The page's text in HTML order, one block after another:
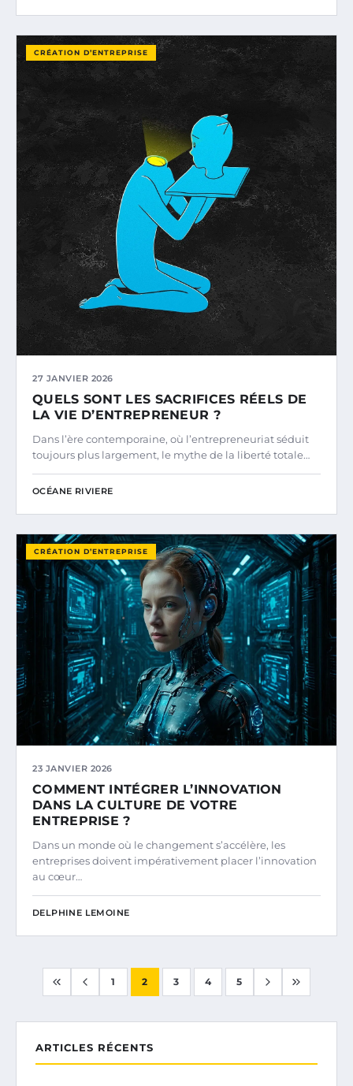
CRÉATION D’ENTREPRISE
27 JANVIER 2026
QUELS SONT LES SACRIFICES RÉELS DE
LA VIE D’ENTREPRENEUR ?
Dans l’ère contemporaine, où l’entrepreneuriat séduit
toujours plus largement, le mythe de la liberté totale…
OCÉANE RIVIERE
CRÉATION D’ENTREPRISE
23 JANVIER 2026
COMMENT INTÉGRER L’INNOVATION
DANS LA CULTURE DE VOTRE
ENTREPRISE ?
Dans un monde où le changement s’accélère, les
entreprises doivent impérativement placer l’innovation
au cœur…
DELPHINE LEMOINE
1 2 3 4 5
ARTICLES RÉCENTS